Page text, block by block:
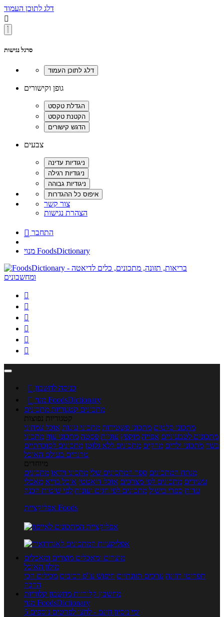
דלג לתוכן העמוד

סרגל נגישות
גופן וקישורים
צבעים
צור קשר
הצהרת נגישות
 התחבר
מנוי FoodsDictionary






 כניסה לחשבון

מנוי FoodsDictionary
מתכונים קטגוריות מתכונים
קטגוריות נפוצות
מתכוני סלטים מתכוני פשטידות מתכוני עוגות אוכל צמחוני
מתכונים לטבעוניים אפייה מוקפץ עוגיות פסטה מתכוני עוף מתכוני
בשר מתכוני ילדים מרקים מתכונים ללא גלוטן מתכונים לסוכרתיים
טרנדים בעולם האוכל
מיוחדים
מנתח המתכונים ספר המתכונים שלי מתכוני וידאו מתכונים
עשירים מתכונים לפי מצרכים אוכל דיאטטי אוכל בריא מאכלי
עדות ספרי בישול מתכונים לפי חגים ועונות לפי שיטות הכנה
אפליקציית Foods
מוצרים ומאכלים מוצרים ומאכלים
מילון האוכל
תפריטי תזונה ערכים תזונתיים חיפוש ע"פ רכיבים מכילים הכי
הרבה
מחשבון קלוריות מחשבון קלוריות
מנוי FoodsDictionary
5 ימי ניסיון חינם - לחצו לפרטים נוספים